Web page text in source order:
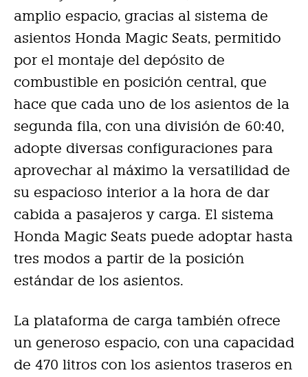
amplio espacio, gracias al sistema de
asientos Honda Magic Seats, permitido
por el montaje del depósito de
combustible en posición central, que
hace que cada uno de los asientos de la
segunda fila, con una división de 60:40,
adopte diversas configuraciones para
aprovechar al máximo la versatilidad de
su espacioso interior a la hora de dar
cabida a pasajeros y carga. El sistema
Honda Magic Seats puede adoptar hasta
tres modos a partir de la posición
estándar de los asientos.
La plataforma de carga también ofrece
un generoso espacio, con una capacidad
de 470 litros con los asientos traseros en